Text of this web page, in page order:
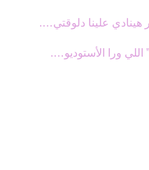
علينا دلوقتي….
ورا الأستوديو….